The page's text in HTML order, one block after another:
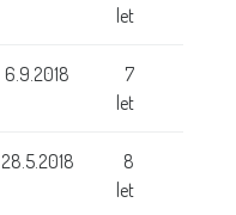
let
6.9.2018
7
let
28.5.2018
8
let